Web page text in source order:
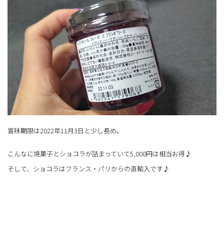
賞味期限は2022年11月3日と少し長め。
こんなに焼菓子とショコラが詰まっていて5,000円は相当お得♪
そして、ショコラはフランス・パリからの直輸入です♪